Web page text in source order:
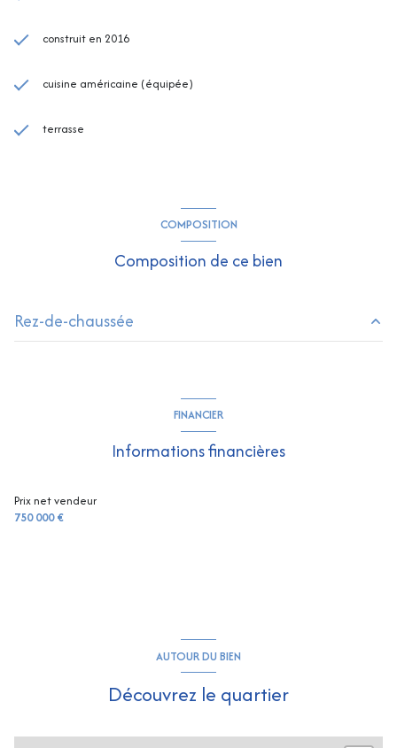
construit en 2016
cuisine américaine (équipée)
terrasse
COMPOSITION
Composition de ce bien
Rez-de-chaussée
salon/sejour
FINANCIER
Informations financières
Prix net vendeur
750 000 €
AUTOUR DU BIEN
Découvrez le quartier